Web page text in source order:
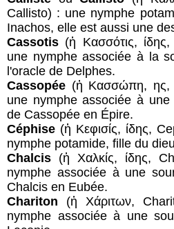
Callisto) : une nymphe
Inachos, elle est aussi une
Cassotis (ἡ Κασσότις,
une nymphe associée à la
l'oracle de Delphes.
Cassopée (ἡ Κασσώπη, ης,
une nymphe associée à
de Cassopée en Épire.
Céphise (ἡ Κεφισίς, ίδης,
nymphe potamide, fille du
Chalcis (ἡ Χαλκίς, ίδης,
nymphe associée à une
Chalcis en Eubée.
Chariton (ἡ Χάριτων,
nymphe associée à une